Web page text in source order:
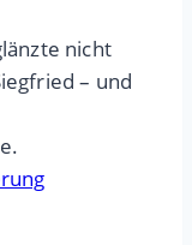
nicht
– und